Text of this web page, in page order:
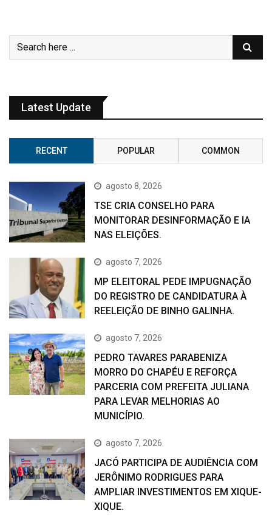
Latest Update
RECENT POPULAR COMMON
agosto 8, 2026
TSE CRIA CONSELHO PARA
MONITORAR DESINFORMAÇÃO E IA
NAS ELEIÇÕES.
agosto 7, 2026
MP ELEITORAL PEDE IMPUGNAÇÃO
DO REGISTRO DE CANDIDATURA À
REELEIÇÃO DE BINHO GALINHA.
agosto 7, 2026
PEDRO TAVARES PARABENIZA
MORRO DO CHAPÉU E REFORÇA
PARCERIA COM PREFEITA JULIANA
PARA LEVAR MELHORIAS AO
MUNICÍPIO.
agosto 7, 2026
JACÓ PARTICIPA DE AUDIÊNCIA COM
JERÔNIMO RODRIGUES PARA
AMPLIAR INVESTIMENTOS EM XIQUE-
XIQUE.